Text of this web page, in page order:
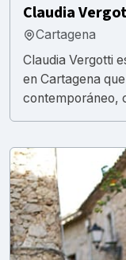
Claudia
Cartagena
Claudia Vergotti
en Cartagena
contemporáneo,